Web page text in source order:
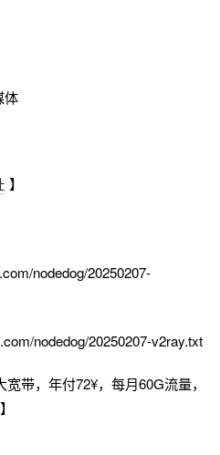
体
】
nodedog/20250207-
nodedog/20250207-v2ray.txt
带，年付72¥，每月60G流量，
】